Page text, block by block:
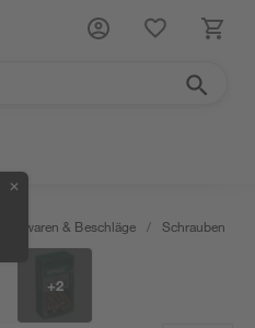
✕
Eisenwaren & Beschläge / Schrauben
+2